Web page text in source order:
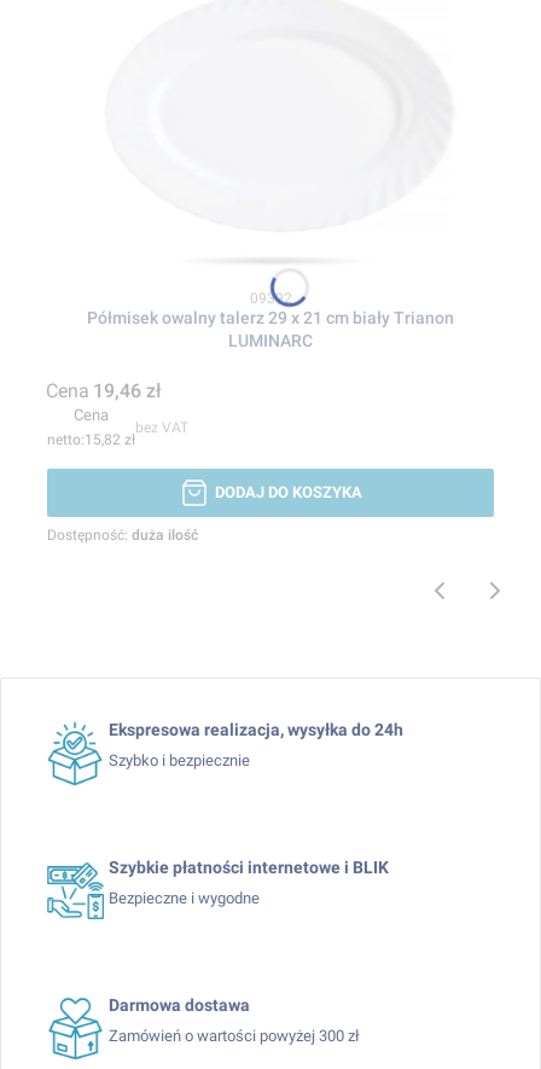
Kod produktu
09392
Półmisek owalny talerz 29 x 21 cm biały Trianon
LUMINARC
Cena 19,46 zł
Cena
15,82 zł
bez VAT
DODAJ DO KOSZYKA
Dostępność: duża ilość
Ekspresowa realizacja, wysyłka do 24h
Szybko i bezpiecznie
Szybkie płatności internetowe i BLIK
Bezpieczne i wygodne
Darmowa dostawa
Zamówień o wartości powyżej 300 zł